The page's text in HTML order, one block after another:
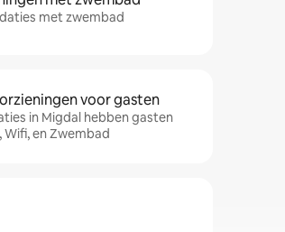
met zwembad
voor gasten
in Migdal hebben gasten
Wifi, en Zwembad